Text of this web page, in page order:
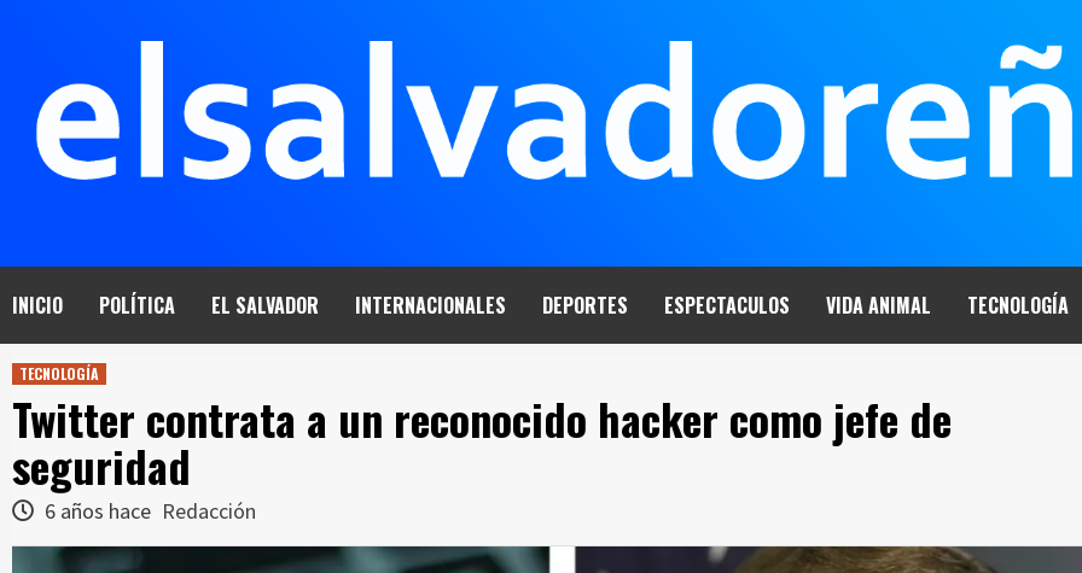
INICIO POLÍTICA EL SALVADOR INTERNACIONALES DEPORTES ESPECTACULOS VIDA ANIMAL TECNOLOGÍA
TECNOLOGÍA
Twitter contrata a un reconocido hacker como jefe de
seguridad
6 años hace Redacción